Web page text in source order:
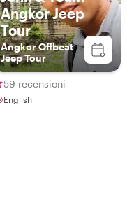
Angkor Jeep
Tour
Angkor Offbeat
Jeep Tour
59 recensioni
English